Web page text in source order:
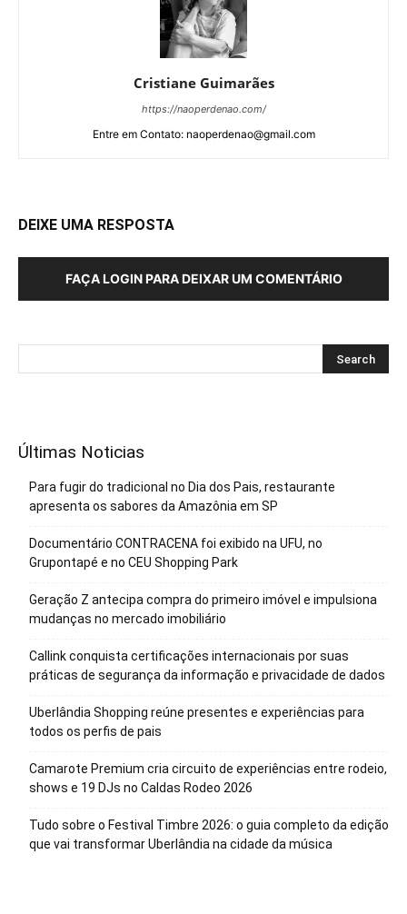
Cristiane Guimarães
https://naoperdenao.com/
Entre em Contato: naoperdenao@gmail.com
DEIXE UMA RESPOSTA
FAÇA LOGIN PARA DEIXAR UM COMENTÁRIO
Últimas Noticias
Para fugir do tradicional no Dia dos Pais, restaurante
apresenta os sabores da Amazônia em SP
Documentário CONTRACENA foi exibido na UFU, no
Grupontapé e no CEU Shopping Park
Geração Z antecipa compra do primeiro imóvel e impulsiona
mudanças no mercado imobiliário
Callink conquista certificações internacionais por suas
práticas de segurança da informação e privacidade de dados
Uberlândia Shopping reúne presentes e experiências para
todos os perfis de pais
Camarote Premium cria circuito de experiências entre rodeio,
shows e 19 DJs no Caldas Rodeo 2026
Tudo sobre o Festival Timbre 2026: o guia completo da edição
que vai transformar Uberlândia na cidade da música